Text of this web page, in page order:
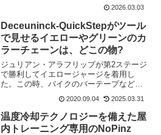
ーマンスを発揮するロードバイクが欲し
い。そんなサイクリストの願いを形にし
たのが、フルエアロ仕様の新型カーボン
ロード...
2026.03.03
Deceuninck-QuickStepがツール
で見せるイエローやグリーンのカ
ラーチェーンは、どこの物?
ジュリアン・アラフリップが第2ステージ
で勝利してイエロージャージを着用し
た。この時、バイクのバーテープなども
黄色になっていた。それと同時にチェー
ンもイエローになっていたのはビック
リ。更に、サム・ベネットがグリーンジ
ャージを着用したら、チェー...
2020.09.04 2025.03.31
温度冷却テクノロジーを備えた屋
内トレーニング専用のNoPinz